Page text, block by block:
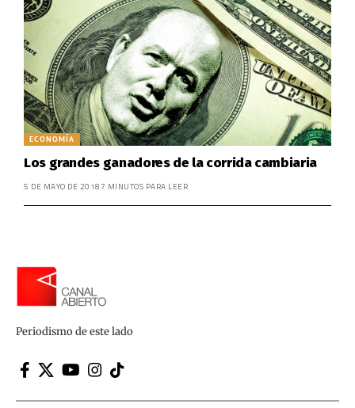
ECONOMÍA
Los grandes ganadores de la corrida cambiaria
5 DE MAYO DE 20187 MINUTOS PARA LEER
Periodismo de este lado